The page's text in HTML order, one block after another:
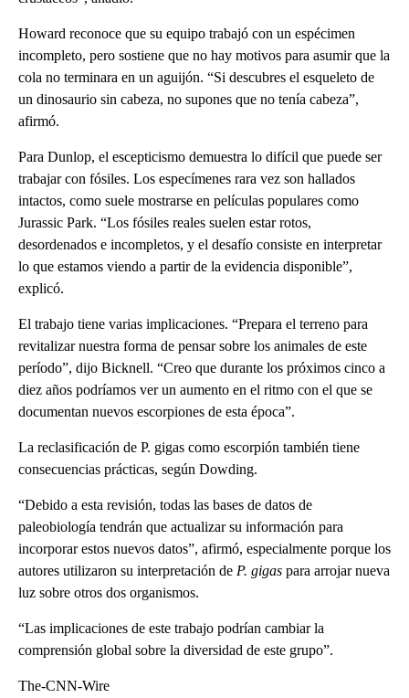
Howard reconoce que su equipo trabajó con un espécimen
incompleto, pero sostiene que no hay motivos para asumir que la
cola no terminara en un aguijón. “Si descubres el esqueleto de
un dinosaurio sin cabeza, no supones que no tenía cabeza”,
afirmó.
Para Dunlop, el escepticismo demuestra lo difícil que puede ser
trabajar con fósiles. Los especímenes rara vez son hallados
intactos, como suele mostrarse en películas populares como
Jurassic Park. “Los fósiles reales suelen estar rotos,
desordenados e incompletos, y el desafío consiste en interpretar
lo que estamos viendo a partir de la evidencia disponible”,
explicó.
El trabajo tiene varias implicaciones. “Prepara el terreno para
revitalizar nuestra forma de pensar sobre los animales de este
período”, dijo Bicknell. “Creo que durante los próximos cinco a
diez años podríamos ver un aumento en el ritmo con el que se
documentan nuevos escorpiones de esta época”.
La reclasificación de P. gigas como escorpión también tiene
consecuencias prácticas, según Dowding.
“Debido a esta revisión, todas las bases de datos de
paleobiología tendrán que actualizar su información para
incorporar estos nuevos datos”, afirmó, especialmente porque los
autores utilizaron su interpretación de P. gigas para arrojar nueva
luz sobre otros dos organismos.
“Las implicaciones de este trabajo podrían cambiar la
comprensión global sobre la diversidad de este grupo”.
The-CNN-Wire